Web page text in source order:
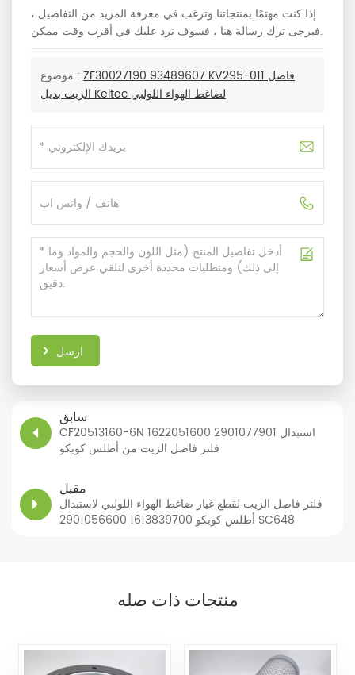
إذا كنت مهتمًا بمنتجاتنا وترغب في معرفة المزيد من التفاصيل ،
فيرجى ترك رسالة هنا ، فسوف نرد عليك في أقرب وقت ممكن.
موضوع : ZF30027190 93489607 KV295-011 فاصل
الزيت بديل Keltec لضاغط الهواء اللولبي
ارسل
سابق
CF20513160-6N 1622051600 2901077901 استبدال
فلتر فاصل الزيت من أطلس كوبكو
مقبل
فلتر فاصل الزيت لقطع غيار ضاغط الهواء اللولبي لاستبدال
أطلس كوبكو 1613839700 2901056600 SC648
منتجات ذات صله